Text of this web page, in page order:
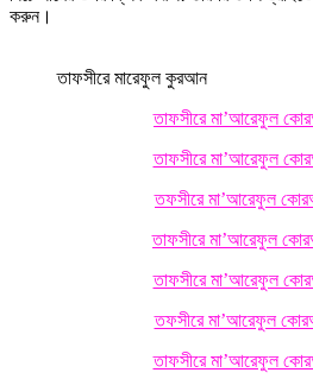
করুন।
তাফসীরে মারেফুল কুরআন
তাফসীরে মা’আরেফুল
তাফসীরে মা’আরেফুল
তফসীরে মা’আরেফুল
তাফসীরে মা’আরেফুল
তাফসীরে মা’আরেফুল
তফসীরে মা’আরেফুল
তাফসীরে মা’আরেফুল